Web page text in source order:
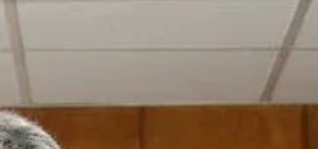
ОБРАЗОВАНИЕ
МОЯТ ГРАД
ТЕХНОЛОГИИ
ДА!НА